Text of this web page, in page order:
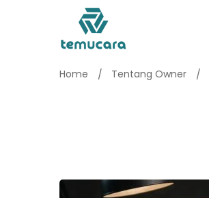
Home Tentang Owner